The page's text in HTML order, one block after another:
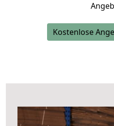
Kostenlose